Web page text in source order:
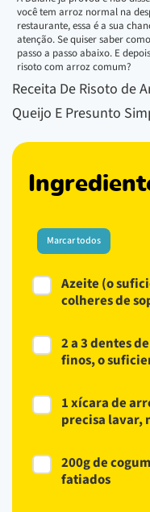
você tem arroz normal na
restaurante, essa é a sua
atenção. Se quiser saber
passo a passo abaixo. E
risoto com arroz comum?
Receita De Risoto de
Queijo E Presunto
Marcar todos
Azeite (o
colheres de
2 a 3 dentes
finos, o
1 xícara de
precisa lavar,
200g de
fatiados